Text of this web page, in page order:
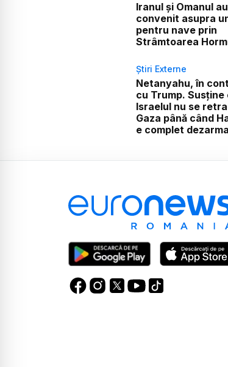
Iranul și Omanul au
convenit asupra
pentru nave prin
Strâmtoarea
Știri Externe
Netanyahu, în
cu Trump. Susține
Israelul nu se
Gaza până când
e complet